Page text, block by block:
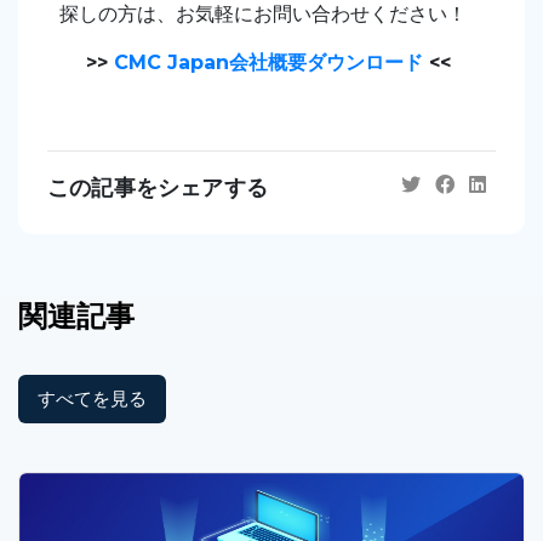
探しの方は、お気軽にお問い合わせください！
>> CMC Japan会社概要ダウンロード <<
この記事をシェアする
関連記事
すべてを見る